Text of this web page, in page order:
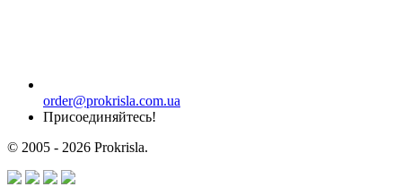
order@prokrisla.com.ua
Присоединяйтесь!
© 2005 - 2026 Prokrisla.